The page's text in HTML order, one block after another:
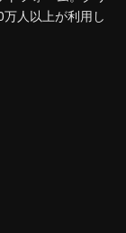
人以上が利用し